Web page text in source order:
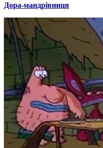
Дора-мандрівниця